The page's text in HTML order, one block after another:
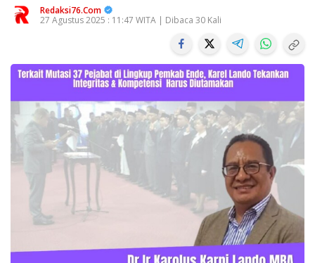
Redaksi76.com
27 Agustus 2025 : 11:47 WITA | Dibaca 30 Kali